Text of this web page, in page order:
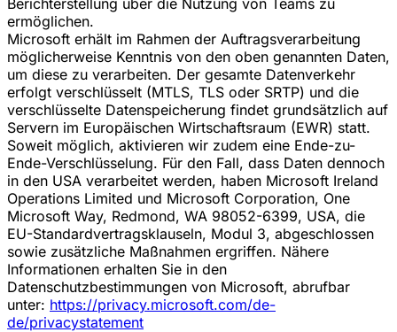
ermöglichen.
Microsoft erhält im Rahmen der Auftragsverarbeitung
möglicherweise Kenntnis von den oben genannten Daten,
um diese zu verarbeiten. Der gesamte Datenverkehr
erfolgt verschlüsselt (MTLS, TLS oder SRTP) und die
verschlüsselte Datenspeicherung findet grundsätzlich auf
Servern im Europäischen Wirtschaftsraum (EWR) statt.
Soweit möglich, aktivieren wir zudem eine Ende-zu-
Ende-Verschlüsselung. Für den Fall, dass Daten dennoch
in den USA verarbeitet werden, haben Microsoft Ireland
Operations Limited und Microsoft Corporation, One
Microsoft Way, Redmond, WA 98052-6399, USA, die
EU-Standardvertragsklauseln, Modul 3, abgeschlossen
sowie zusätzliche Maßnahmen ergriffen. Nähere
Informationen erhalten Sie in den
Datenschutzbestimmungen von Microsoft, abrufbar
unter: https://privacy.microsoft.com/de-
de/privacystatement